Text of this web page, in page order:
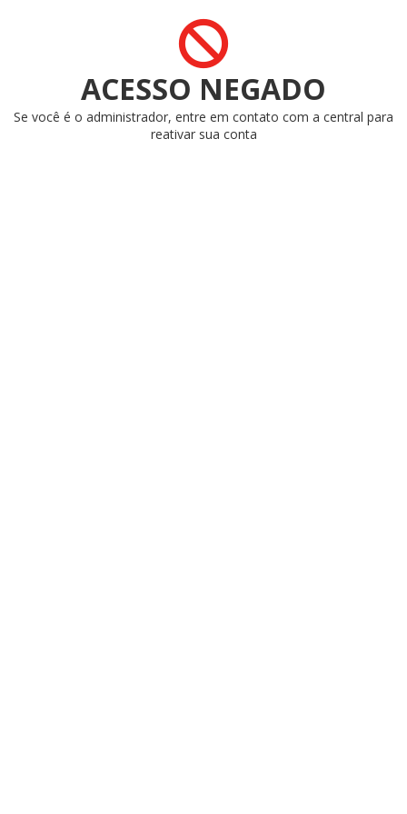
ACESSO NEGADO
Se você é o administrador, entre em contato com a central para
reativar sua conta